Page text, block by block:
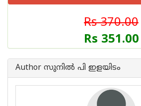
Rs 370.00
Rs 351.00
Author സുനില്‍ പി ഇളയിടം